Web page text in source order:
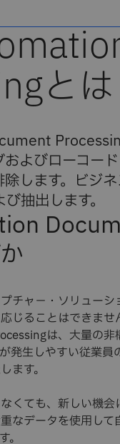
よびローコー
します。ビジ
抽出します。
チャ－・ソリュー
じることはできませ
は、大量の非
発生しやすい従業
ます。
くても、新しい機
なデータを使用し